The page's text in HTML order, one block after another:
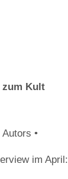
zum Kult
•
im April: